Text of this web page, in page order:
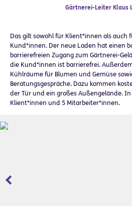
Gärtnerei-Leiter Klaus
Das gilt sowohl für Klient*innen als auch
Kund*innen. Der neue Laden hat einen
barrierefreien Zugang zum Gärtnerei-
die Kund*innen ist barrierefrei.
Kühlräume für Blumen und Gemüse
Beratungsgespräche. Dazu kommen
der Tür und ein großes Außengelände.
Klient*innen und 5 Mitarbeiter*innen.
Zurück